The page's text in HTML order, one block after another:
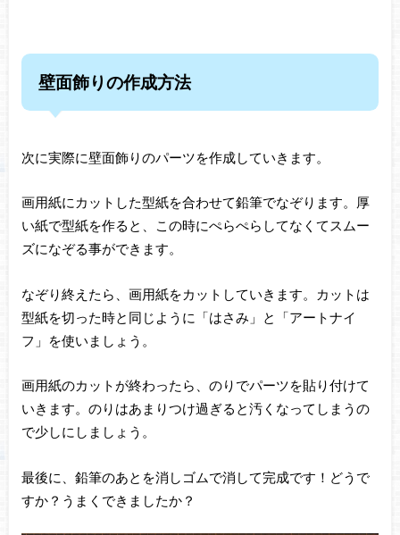
壁面飾りの作成方法
次に実際に壁面飾りのパーツを作成していきます。
画用紙にカットした型紙を合わせて鉛筆でなぞります。厚
い紙で型紙を作ると、この時にぺらぺらしてなくてスムー
ズになぞる事ができます。
なぞり終えたら、画用紙をカットしていきます。カットは
型紙を切った時と同じように「はさみ」と「アートナイ
フ」を使いましょう。
画用紙のカットが終わったら、のりでパーツを貼り付けて
いきます。のりはあまりつけ過ぎると汚くなってしまうの
で少しにしましょう。
最後に、鉛筆のあとを消しゴムで消して完成です！どうで
すか？うまくできましたか？